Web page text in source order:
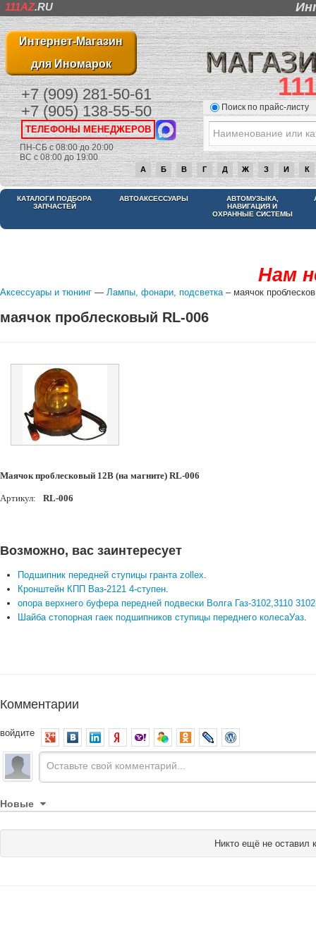
111AZ.RU
Интернет-Магазин
для Иномарок
+7 (909) 281-50-61
+7 (905) 138-55-50
ТЕЛЕФОНЫ МЕНЕДЖЕРОВ
ПН-СБ с 08:00 до 20:00
ВС с 08:00 до 19:00
Поиск по прайс-листу
А Б В Г Д Ж З И К
КАТАЛОГИ ПОДБОРА
ЗАПЧАСТЕЙ
АВТОАКСЕССУАРЫ
АВТОМУЗЫКА,
НАВИГАЦИЯ И
ОХРАННЫЕ СИСТЕМЫ
Нам
Аксессуары и тюнинг — Лампы, фонари, подсветка– маячок
маячок проблесковый RL-006
Маячок проблесковый 12В (на магните) RL-006
Артикул: RL-006
Возможно, вас заинтересует
Подшипник передней ступицы гранта zollex.
Кронштейн КПП Ваз-2121 4-ступен.
опора верхнего буфера передней подвески Волга Газ-3102,3110
Шайба стопорная гаек подшипников ступицы переднего колесаУаз.
Комментарии
войдите
Новые
Никто ещё не оставил